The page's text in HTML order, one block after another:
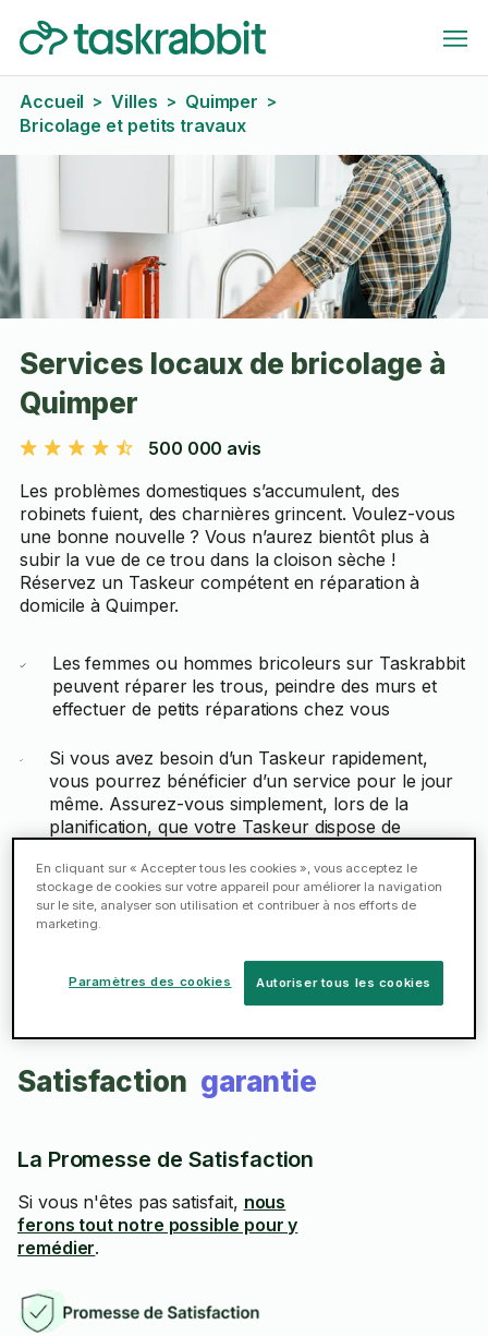
Accueil > Villes > Quimper >
Bricolage et petits travaux
Services locaux de bricolage à
Quimper
500 000 avis
Les problèmes domestiques s’accumulent, des
robinets fuient, des charnières grincent. Voulez-vous
une bonne nouvelle ? Vous n’aurez bientôt plus à
subir la vue de ce trou dans la cloison sèche !
Réservez un Taskeur compétent en réparation à
domicile à Quimper.
Les femmes ou hommes bricoleurs sur Taskrabbit
peuvent réparer les trous, peindre des murs et
effectuer de petits réparations chez vous
Si vous avez besoin d’un Taskeur rapidement,
vous pourrez bénéficier d’un service pour le jour
même. Assurez-vous simplement, lors de la
planification, que votre Taskeur dispose de
ce jour-là.
Réserver
Satisfaction garantie
La Promesse de Satisfaction
Si vous n'êtes pas satisfait, nous
ferons tout notre possible pour y
remédier.
En cliquant sur « Accepter tous les cookies », vous acceptez le
stockage de cookies sur votre appareil pour améliorer la navigation
sur le site, analyser son utilisation et contribuer à nos efforts de
marketing.
Autoriser tous les cookies
Paramètres des cookies